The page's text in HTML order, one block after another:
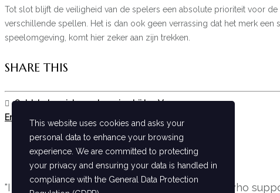
Tot slot blijft de veiligheid van de spelers een absolute prioriteit voor
verschillende spellen. Het is dan ook geen verrassing dat het merk
speelomgeving, komt hier zeker aan zijn trekken.
SHARE THIS
Ontdek de unieke spelervaring bij LeoVegas
En dybdegående guide til Betano i Danmark
"I want to five a special thanks for everyone who
This website uses cookies and asks your
personal data to enhance your browsing
experience. We are committed to protecting
your privacy and ensuring your data is handled in
compliance with the General Data Protection